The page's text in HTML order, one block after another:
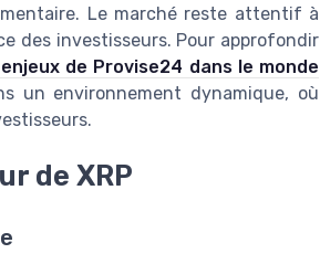
Le marché reste attentif à
des investisseurs. Pour approfondir
de Provise24 dans le monde
un environnement dynamique, où
de XRP